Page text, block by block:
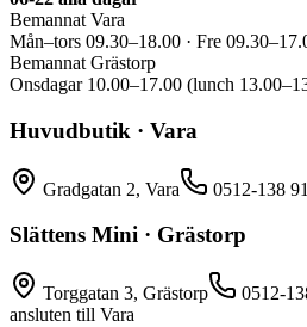
Bemannat Vara
Mån–tors 09.30–18.00 · Fre
Bemannat Grästorp
Onsdagar 10.00–17.00 (lunch
Huvudbutik · Vara
Gradgatan 2, Vara 0512-138 91
Slättens Mini · Grästorp
Torggatan 3, Grästorp 0512-
ansluten till Vara